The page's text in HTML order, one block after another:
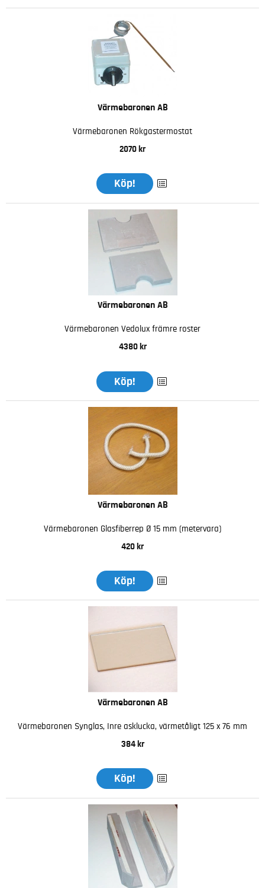
Värmebaronen AB
Värmebaronen Rökgastermostat
2070 kr
Köp!
Värmebaronen AB
Värmebaronen Vedolux främre roster
4380 kr
Köp!
Värmebaronen AB
Värmebaronen Glasfiberrep Ø 15 mm (metervara)
420 kr
Köp!
Värmebaronen AB
Värmebaronen Synglas, Inre asklucka, värmetåligt 125 x 76 mm
384 kr
Köp!